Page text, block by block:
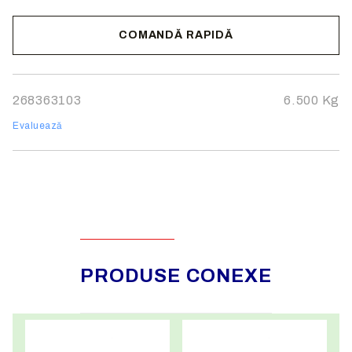
Elice din poliamidă cu pas variabil, ranforsată cu fibră
Motor asincron standard de înaltă eficiență cu
COMANDĂ RAPIDĂ
Noi vă vom contacta pentru finalizarea comenzii.
268363103 6.500 Kg
Evaluează
PRODUSE CONEXE